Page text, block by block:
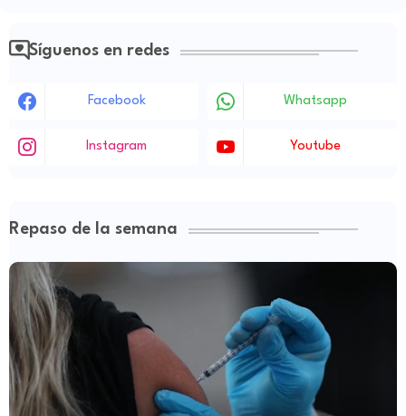
Síguenos en redes
Facebook Whatsapp
Instagram Youtube
Repaso de la semana